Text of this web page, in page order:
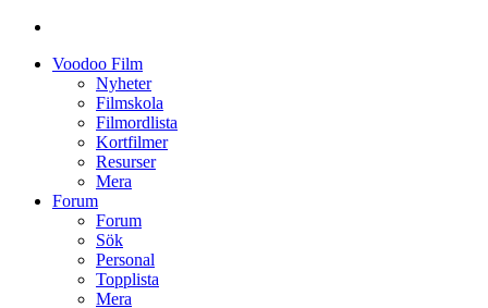
Voodoo Film
Nyheter
Filmskola
Filmordlista
Kortfilmer
Resurser
Mera
Forum
Forum
Sök
Personal
Topplista
Mera